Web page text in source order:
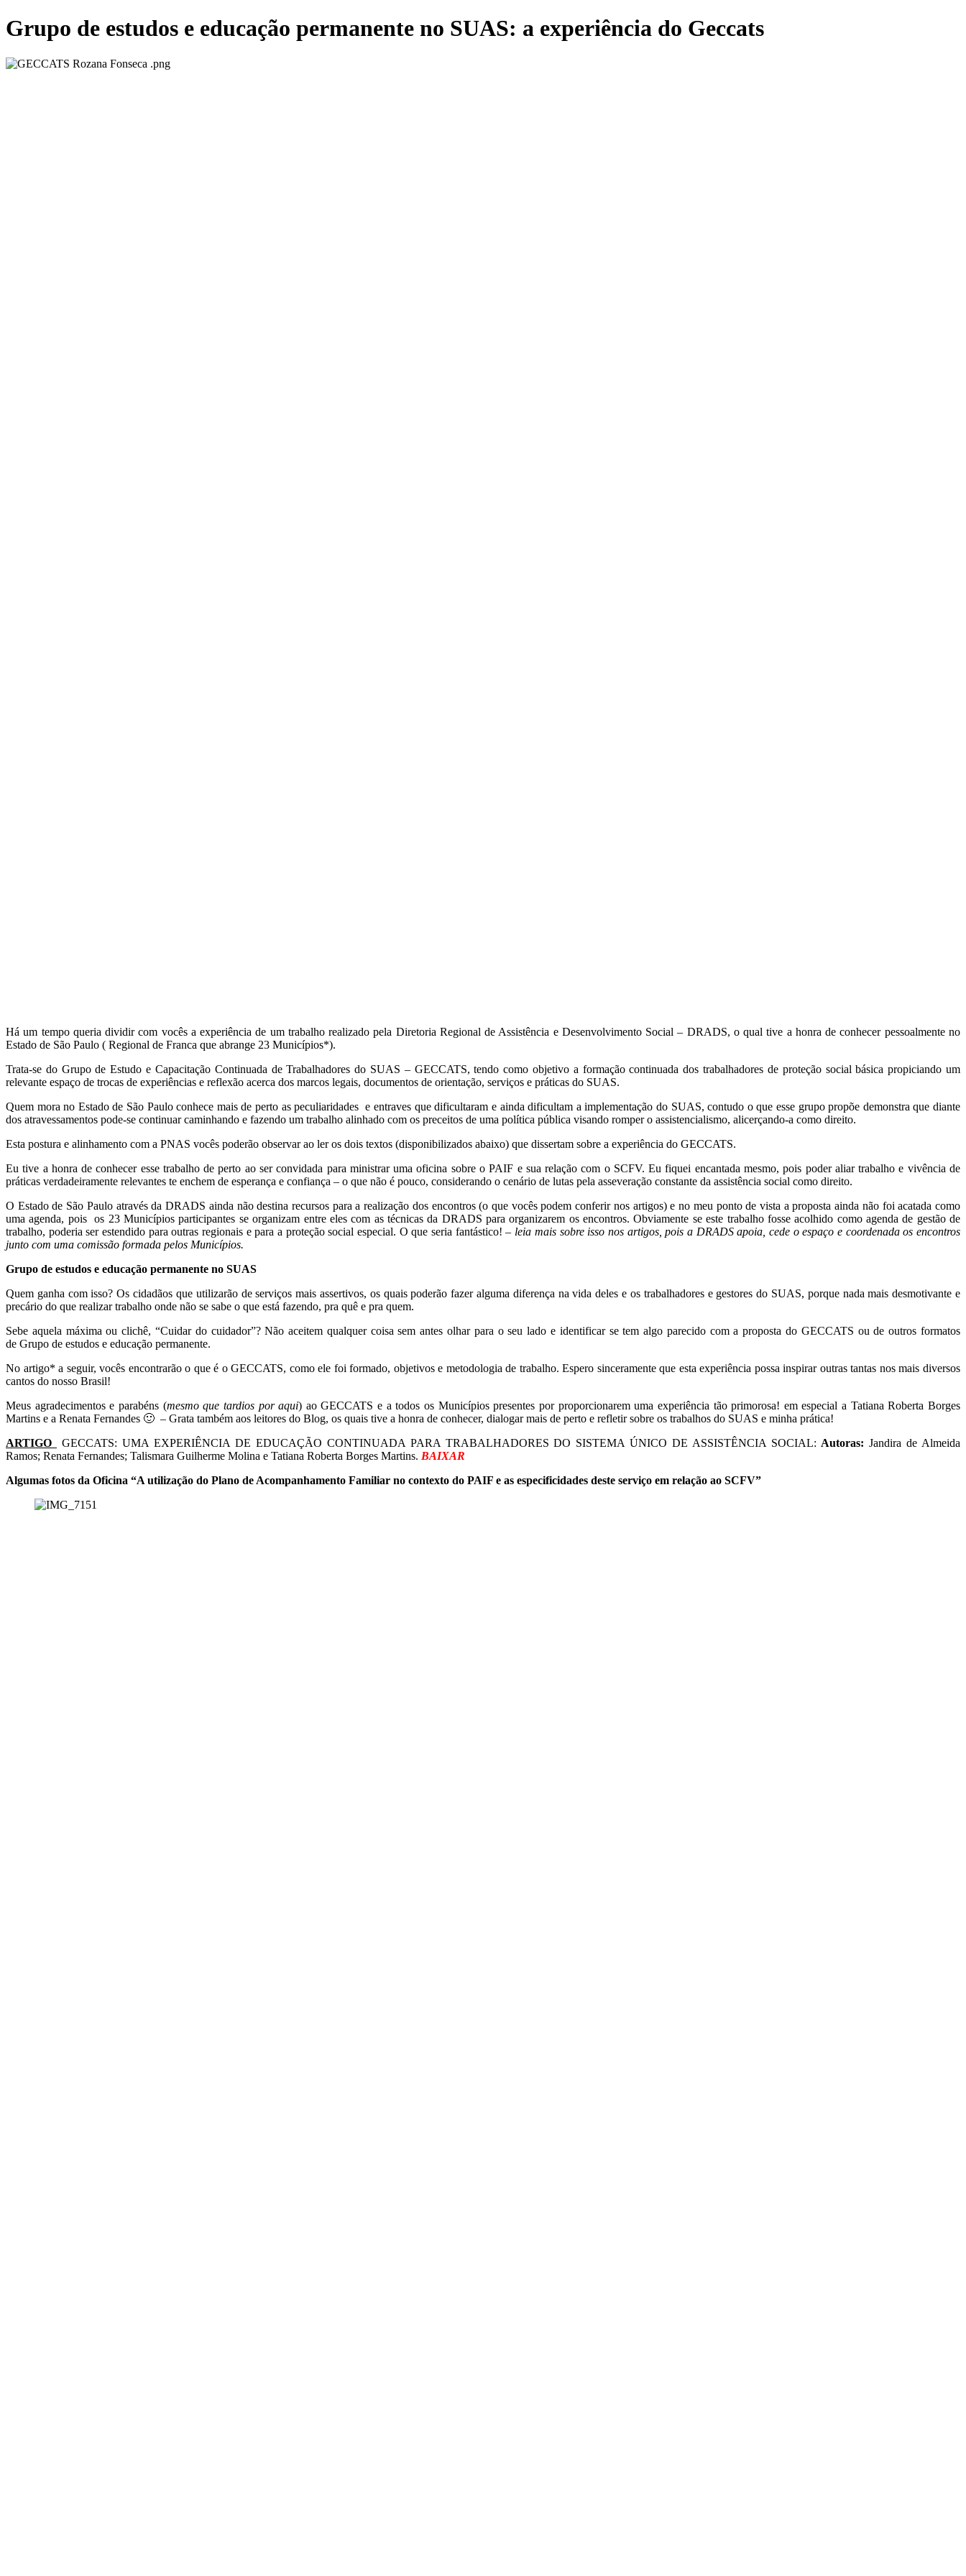
Ir
para
conteúdo
Grupo de estudos e educação permanente no SUAS: a experiência do Geccats
Há um tempo queria dividir com vocês a experiência de um trabalho realizado pela Diretoria Regional de Assistência e Desenvolvimento Social – DRADS, o qual tive a honra de conhecer pessoalmente no
Estado de São Paulo ( Regional de Franca que abrange 23 Municípios*).
Trata-se do Grupo de Estudo e Capacitação Continuada de Trabalhadores do SUAS – GECCATS, tendo como objetivo a formação continuada dos trabalhadores de proteção social básica propiciando um
relevante espaço de trocas de experiências e reflexão acerca dos marcos legais, documentos de orientação, serviços e práticas do SUAS.
Quem mora no Estado de São Paulo conhece mais de perto as peculiaridades e entraves que dificultaram e ainda dificultam a implementação do SUAS, contudo o que esse grupo propõe demonstra que diante
dos atravessamentos pode-se continuar caminhando e fazendo um trabalho alinhado com os preceitos de uma política pública visando romper o assistencialismo, alicerçando-a como direito.
Esta postura e alinhamento com a PNAS vocês poderão observar ao ler os dois textos (disponibilizados abaixo) que dissertam sobre a experiência do GECCATS.
Eu tive a honra de conhecer esse trabalho de perto ao ser convidada para ministrar uma oficina sobre o PAIF e sua relação com o SCFV. Eu fiquei encantada mesmo, pois poder aliar trabalho e vivência de
práticas verdadeiramente relevantes te enchem de esperança e confiança – o que não é pouco, considerando o cenário de lutas pela asseveração constante da assistência social como direito.
O Estado de São Paulo através da DRADS ainda não destina recursos para a realização dos encontros (o que vocês podem conferir nos artigos) e no meu ponto de vista a proposta ainda não foi acatada como
uma agenda, pois os 23 Municípios participantes se organizam entre eles com as técnicas da DRADS para organizarem os encontros. Obviamente se este trabalho fosse acolhido como agenda de gestão de
trabalho, poderia ser estendido para outras regionais e para a proteção social especial. O que seria fantástico! – leia mais sobre isso nos artigos, pois a DRADS apoia, cede o espaço e coordenada os encontros
junto com uma comissão formada pelos Municípios.
Grupo de estudos e educação permanente no SUAS
Quem ganha com isso? Os cidadãos que utilizarão de serviços mais assertivos, os quais poderão fazer alguma diferença na vida deles e os trabalhadores e gestores do SUAS, porque nada mais desmotivante e
precário do que realizar trabalho onde não se sabe o que está fazendo, pra quê e pra quem.
Sebe aquela máxima ou clichê, “Cuidar do cuidador”? Não aceitem qualquer coisa sem antes olhar para o seu lado e identificar se tem algo parecido com a proposta do GECCATS ou de outros formatos
de Grupo de estudos e educação permanente.
No artigo* a seguir, vocês encontrarão o que é o GECCATS, como ele foi formado, objetivos e metodologia de trabalho. Espero sinceramente que esta experiência possa inspirar outras tantas nos mais diversos
cantos do nosso Brasil!
Meus agradecimentos e parabéns (mesmo que tardios por aqui) ao GECCATS e a todos os Municípios presentes por proporcionarem uma experiência tão primorosa! em especial a Tatiana Roberta Borges
Martins e a Renata Fernandes 🙂 – Grata também aos leitores do Blog, os quais tive a honra de conhecer, dialogar mais de perto e refletir sobre os trabalhos do SUAS e minha prática!
ARTIGO
GECCATS: UMA EXPERIÊNCIA DE EDUCAÇÃO CONTINUADA PARA TRABALHADORES DO SISTEMA ÚNICO DE ASSISTÊNCIA SOCIAL: Autoras:Jandira de Almeida
Ramos; Renata Fernandes; Talismara Guilherme Molina e Tatiana Roberta Borges Martins. BAIXAR
Algumas fotos da Oficina “A utilização do Plano de Acompanhamento Familiar no contexto do PAIF e as especificidades deste serviço em relação ao SCFV”